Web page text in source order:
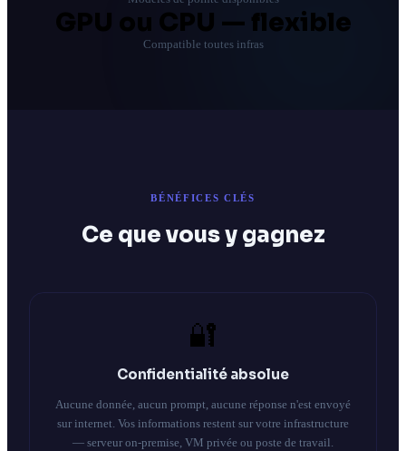
GPU ou CPU — flexible
Compatible toutes infras
BÉNÉFICES CLÉS
Ce que vous y gagnez
🔐
Confidentialité absolue
Aucune donnée, aucun prompt, aucune réponse n'est envoyé
sur internet. Vos informations restent sur votre infrastructure
— serveur on-premise, VM privée ou poste de travail.